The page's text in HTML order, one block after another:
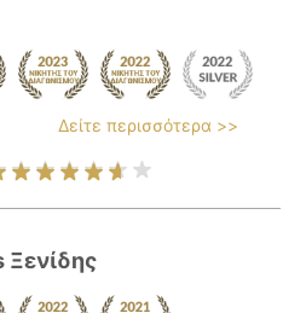
Δείτε περισσότερα >>
Ξενίδης